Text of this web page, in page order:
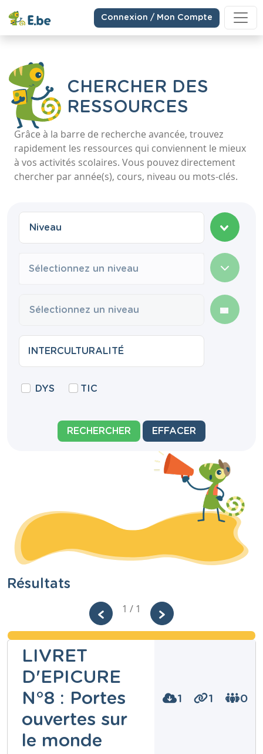
Connexion / Mon Compte
CHERCHER DES
RESSOURCES
Grâce à la barre de recherche avancée, trouvez
rapidement les ressources qui conviennent le mieux
à vos activités scolaires. Vous pouvez directement
chercher par année(s), cours, niveau ou mots-clés.
Sélectionnez un niveau
DYS TIC
RECHERCHER EFFACER
Résultats
1 / 1
LIVRET
D'EPICURE
N°8 : Portes
ouvertes sur
le monde
1 1 0